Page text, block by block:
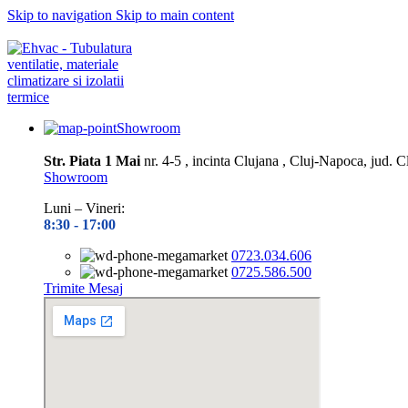
Skip to navigation Skip to main content
Showroom
Str. Piata 1 Mai nr. 4-5 , incinta Clujana , Cluj-Napoca, jud.
Showroom
Luni – Vineri:
8:30 - 17:00
0723.034.606
0725.586.500
Trimite Mesaj